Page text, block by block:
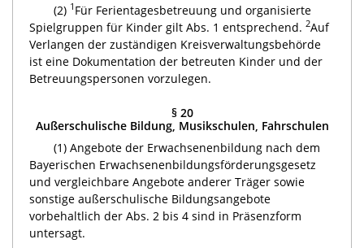
(2) 1 Für Ferientagesbetreuung und organisierte
Spielgruppen für Kinder gilt Abs. 1 entsprechend. 2Auf
Verlangen der zuständigen Kreisverwaltungsbehörde
ist eine Dokumentation der betreuten Kinder und der
Betreuungspersonen vorzulegen.
§ 20
Außerschulische Bildung, Musikschulen, Fahrschulen
(1) Angebote der Erwachsenenbildung nach dem
Bayerischen Erwachsenenbildungsförderungsgesetz
und vergleichbare Angebote anderer Träger sowie
sonstige außerschulische Bildungsangebote
vorbehaltlich der Abs. 2 bis 4 sind in Präsenzform
untersagt.